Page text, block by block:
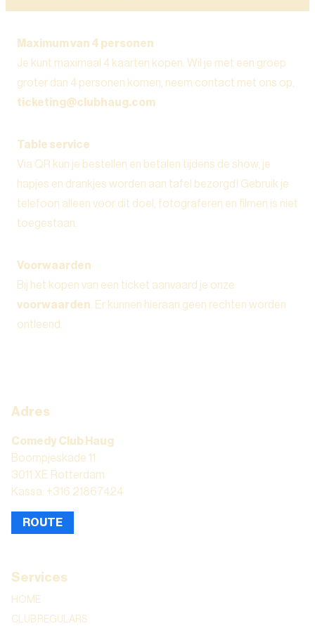
Maximum van 4 personen
Je kunt maximaal 4 kaarten kopen. Wil je met een groep
groter dan 4 personen komen, neem contact met ons op,
ticketing@clubhaug.com
Table service
Via QR kun je bestellen en betalen tijdens de show, je
hapjes en drankjes worden aan tafel bezorgd! Gebruik je
telefoon alleen voor dit doel, fotograferen en filmen is niet
toegestaan.
Voorwaarden
Bij het kopen van een ticket aanvaard je onze
voorwaarden . Er kunnen hieraan geen rechten worden
ontleend.
Adres
Comedy Club Haug
Boompjeskade 11
3011 XE Rotterdam
Kassa: +316 21867424
ROUTE
Services
HOME
CLUB REGULARS